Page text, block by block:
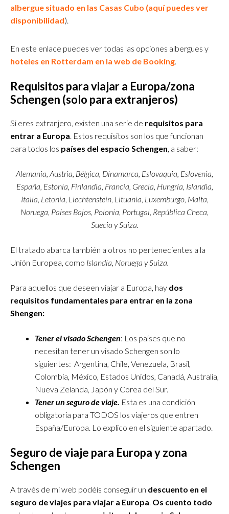
albergue situado en las Casas Cubo (aquí puedes ver
disponibilidad).
En este enlace puedes ver todas las opciones albergues y
hoteles en Rotterdam en la web de Booking.
Requisitos para viajar a Europa/zona
Schengen (solo para extranjeros)
Si eres extranjero, existen una serie de requisitos para
entrar a Europa. Estos requisitos son los que funcionan
para todos los países del espacio Schengen, a saber:
Alemania, Austria, Bélgica, Dinamarca, Eslovaquia, Eslovenia,
España, Estonia, Finlandia, Francia, Grecia, Hungría, Islandia,
Italia, Letonia, Liechtenstein, Lituania, Luxemburgo, Malta,
Noruega, Países Bajos, Polonia, Portugal, República Checa,
Suecia y Suiza.
El tratado abarca también a otros no pertenecientes a la
Unión Europea, como Islandia, Noruega y Suiza.
Para aquellos que deseen viajar a Europa, hay dos
requisitos fundamentales para entrar en la zona
Shengen:
Tener el visado Schengen: Los países que no
necesitan tener un visado Schengen son lo
siguientes: Argentina, Chile, Venezuela, Brasil,
Colombia, México, Estados Unidos, Canadá, Australia,
Nueva Zelanda, Japón y Corea del Sur.
Tener un seguro de viaje. Esta es una condición
obligatoria para TODOS los viajeros que entren
España/Europa. Lo explico en el siguiente apartado.
Seguro de viaje para Europa y zona
Schengen
A través de mi web podéis conseguir un descuento en el
seguro de viajes para viajar a Europa. Os cuento todo